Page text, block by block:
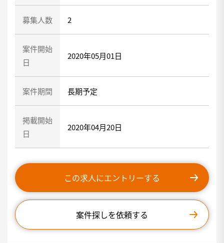
募集人数 2
案件開始
日
2020年05月01日
案件期間 長期予定
掲載開始
日
2020年04月20日
この求人にエントリーする
案件探しを依頼する